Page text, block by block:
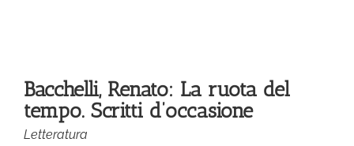
Bacchelli, Renato: La ruota del
tempo. Scritti d’occasione
Letteratura